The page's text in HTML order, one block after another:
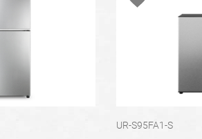
UR-S95FA1-S